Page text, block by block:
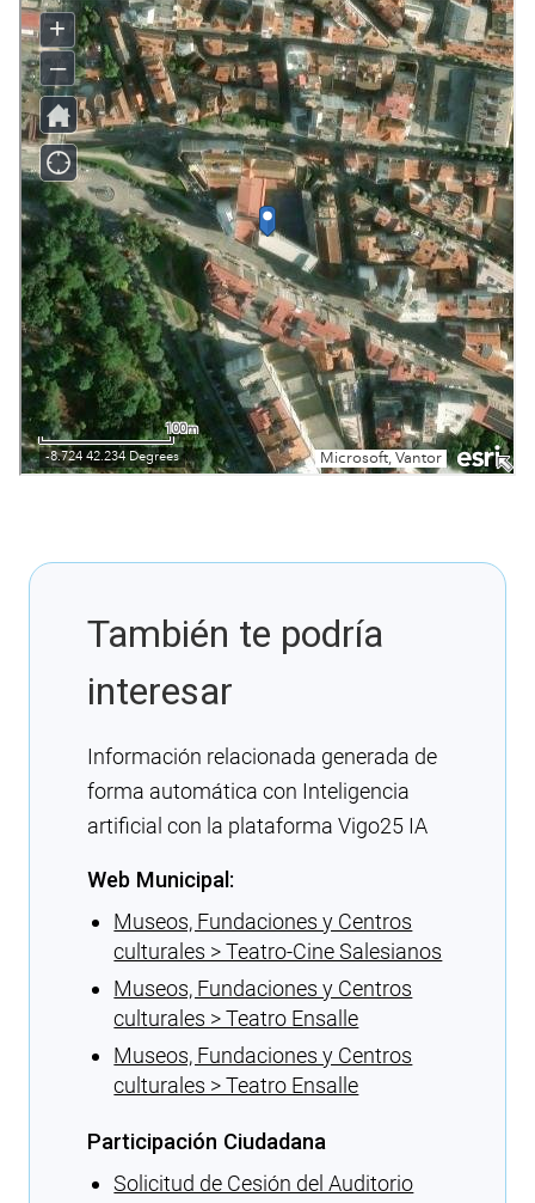
También te podría
interesar
Información relacionada generada de
forma automática con Inteligencia
artificial con la plataforma Vigo25 IA
Web Municipal:
Museos, Fundaciones y Centros
culturales > Teatro-Cine Salesianos
Museos, Fundaciones y Centros
culturales > Teatro Ensalle
Museos, Fundaciones y Centros
culturales > Teatro Ensalle
Participación Ciudadana
Solicitud de Cesión del Auditorio